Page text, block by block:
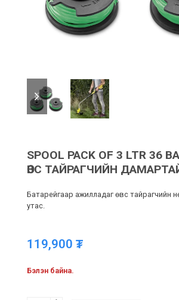
previous
slide
next
slide
SPOOL PACK OF 3 LTR 36
ӨВС ТАЙРАГЧИЙН
Батарейгаар ажилладаг өвс тайрагчийн
утас.
119,900 ₮
Бэлэн байна.